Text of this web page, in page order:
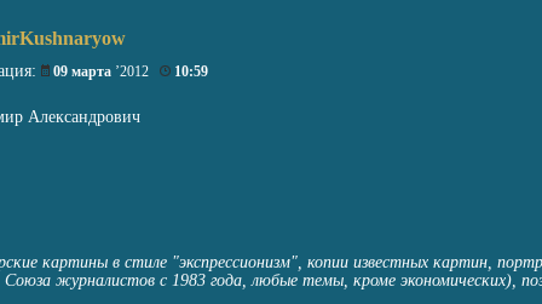
09 марта ’2012 10:59
Александрович
картины в стиле "экспрессионизм", копии известных картин,
журналистов с 1983 года, любые темы, кроме экономических),